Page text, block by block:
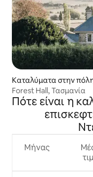
Καταλύματα στην
Forest Hall, Τασμανία
Πότε είναι η
Μήνας